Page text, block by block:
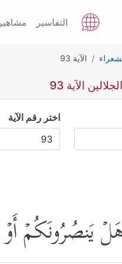
التفاسير
الآية 93
الآية 93
اختر رقم الآية
یَنصُرُونَكُمۡ